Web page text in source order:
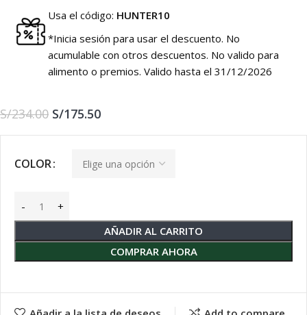
Usa el código: HUNTER10
*Inicia sesión para usar el descuento. No
acumulable con otros descuentos. No valido para
alimento o premios. Valido hasta el 31/12/2026
S/234.00 S/175.50
COLOR
AÑADIR AL CARRITO
COMPRAR AHORA